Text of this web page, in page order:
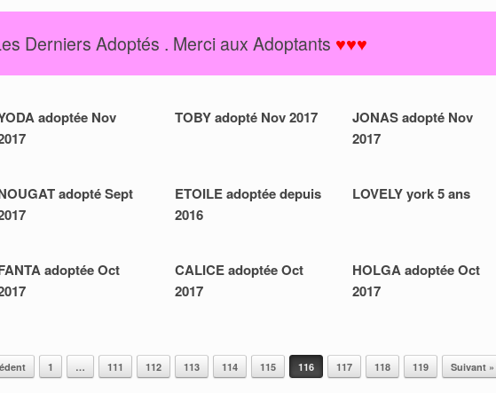
Derniers Adoptés . Merci aux Adoptants ♥♥♥
adoptée Nov
TOBY adopté Nov 2017
JONAS adopté Nov
2017
adopté Sept
ETOILE adoptée depuis
2016
LOVELY york 5 ans
adoptée Oct
CALICE adoptée Oct
2017
HOLGA adoptée Oct
2017
1 … 111 112 113 114 115 116 117 118 119 Suivant »